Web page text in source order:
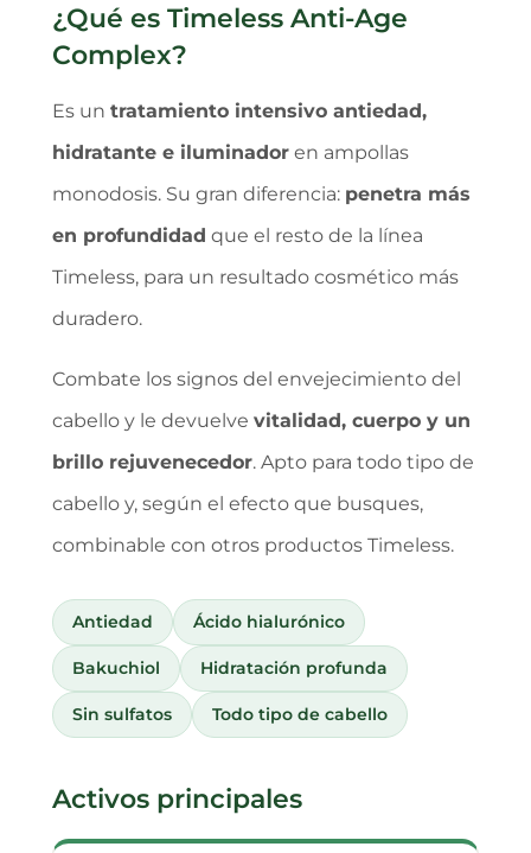
¿Qué es Timeless Anti-Age
Complex?
Es un tratamiento intensivo antiedad,
hidratante e iluminador en ampollas
monodosis. Su gran diferencia: penetra más
en profundidad que el resto de la línea
Timeless, para un resultado cosmético más
duradero.
Combate los signos del envejecimiento del
cabello y le devuelve vitalidad, cuerpo y un
brillo rejuvenecedor. Apto para todo tipo de
cabello y, según el efecto que busques,
combinable con otros productos Timeless.
Antiedad Ácido hialurónico
Bakuchiol Hidratación profunda
Sin sulfatos Todo tipo de cabello
Activos principales